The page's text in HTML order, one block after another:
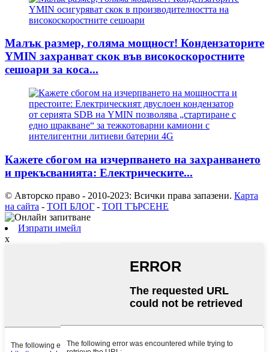
Малък размер, голяма мощност! Кондензаторите
YMIN захранват скок във високоскоростните
сешоари за коса...
Кажете сбогом на изчерпването на захранването
и прекъсванията: Електрическите...
© Авторско право - 2010-2023: Всички права запазени. Карта
на сайта - ТОП БЛОГ - ТОП ТЪРСЕНЕ
Изпрати имейл
x